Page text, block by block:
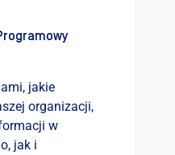
jakie
organizacji,
w
jak i